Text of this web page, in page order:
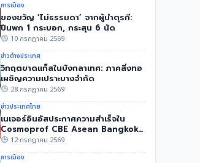
การเมือง
ของขวัญ ‘ไม่ธรรมดา’ จากผู้นำตุรกี:
ปืนพก 1 กระบอก, กระสุน 6 นัด
10 กรกฎาคม 2569
ข่าวต่างประเทศ
วิกฤตขาดแก็สในบังกลาเทศ: ภาคสิ่งทอ
เผชิญความเปราะบางจำกัด
28 กรกฎาคม 2569
ข่าวประเทศไทย
เนเจอร์อินอัสประกาศความสำเร็จใน
Cosmoprof CBE Asean Bangkok
202612 กรกฎาคม 2569
การเมือง